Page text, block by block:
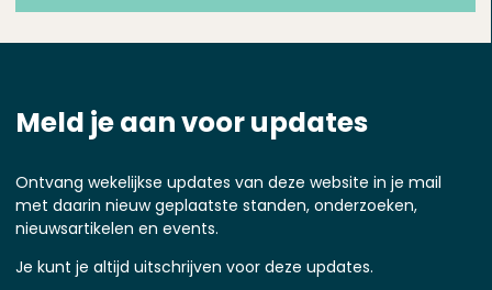
Meld je aan voor updates
Ontvang wekelijkse updates van deze website in je mail
met daarin nieuw geplaatste standen, onderzoeken,
nieuwsartikelen en events.
Je kunt je altijd uitschrijven voor deze updates.